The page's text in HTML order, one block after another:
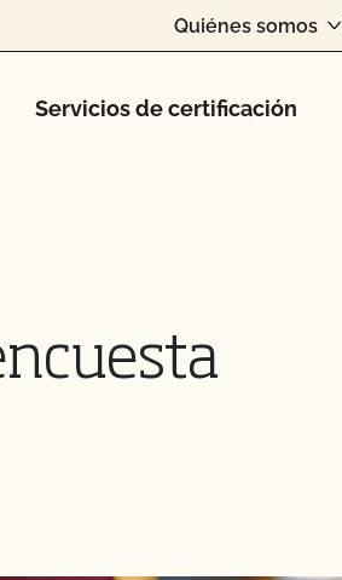
Quiénes somos
Servicios de certificación